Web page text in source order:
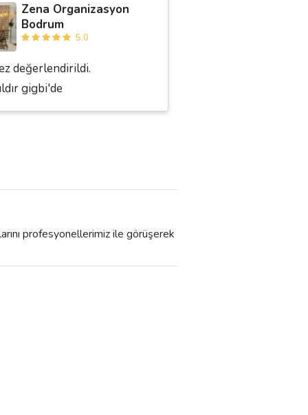
Zena Organizasyon
Bodrum
5.0
değerlendirildi.
gigbi'de
profesyonellerimiz ile görüşerek